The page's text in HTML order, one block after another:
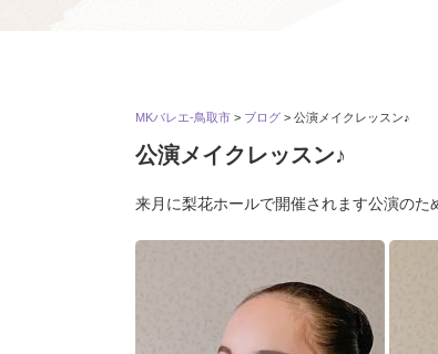
MKバレエ-鳥取市 > ブログ > 公演メイクレッスン♪
公演メイクレッスン♪
来月に梨花ホールで開催されます公演の